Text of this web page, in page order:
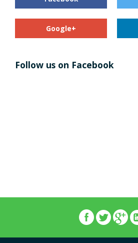
Google+
Follow us on Facebook